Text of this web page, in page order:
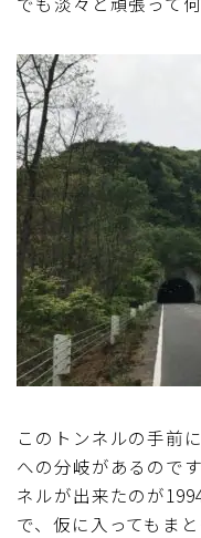
このトンネルの手前
への分岐があるので
ネルが出来たのが
で、仮に入ってもま